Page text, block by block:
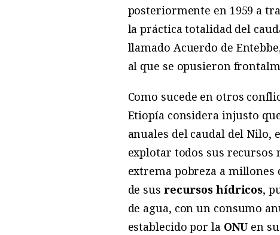
posteriormente en 1959 a
la práctica totalidad del
llamado Acuerdo de
al que se opusieron
Como sucede en otros
Etiopía considera injusto
anuales del caudal del Nilo,
explotar todos sus recursos
extrema pobreza a millones
de sus recursos hídricos,
de agua, con un consumo
establecido por la ONU en